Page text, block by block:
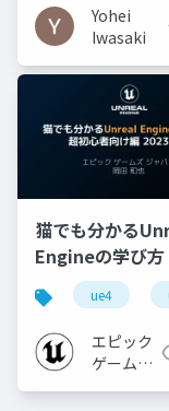
Yohei
Iwasaki
猫でも分かる
Engineの学び方
心者向け編 -
ue4
エピック
ゲームズ